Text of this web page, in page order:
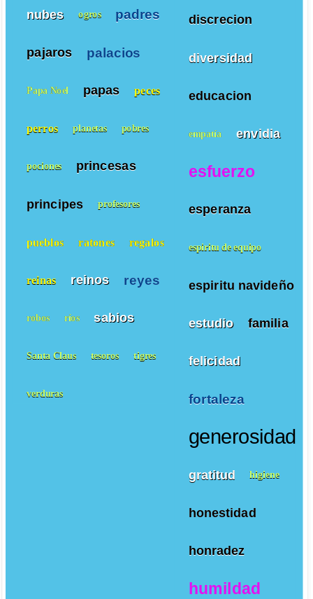
discrecion
diversidad
educacion
empatía envidia
esfuerzo
esperanza
espiritu de equipo
espiritu navideño
estudio familia
felicidad
fortaleza
generosidad
gratitud higiene
honestidad
honradez
humildad
nubes ogros padres
pajaros palacios
Papa Noel papas peces
perros planetas pobres
pociones princesas
principes profesores
pueblos ratones regalos
reinas reinos reyes
robos ríos sabios
Santa Claus tesoros tigres
verduras